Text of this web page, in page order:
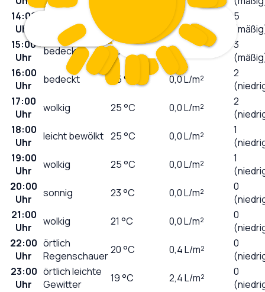
14:00
Uhr
stark bewölkt 0,0L/m²
5
15:00
Uhr
bedeckt 26 0,0 L/m²
3
16:00
Uhr
bedeckt 25°C 0,0L/m²
2
17:00
Uhr
wolkig 25°C 0,0L/m²
2
18:00
Uhr
leicht bewölkt 25°C 0,0L/m²
1
19:00
Uhr
wolkig 25°C 0,0L/m²
1
20:00
Uhr
sonnig 23°C 0,0L/m²
0
21:00
Uhr
wolkig 21 °C 0,0L/m²
0
22:00
Uhr
örtlich
Regenschauer20°C 0,4L/m²
0
23:00
Uhr
örtlich leichte
Gewitter
19°C 2,4L/m²
0